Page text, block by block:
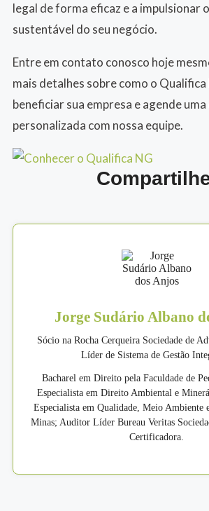
legal de forma eficaz e a impulsionar
sustentável do seu negócio.
Entre em contato conosco hoje
mais detalhes sobre como o
beneficiar sua empresa e agende
personalizada com nossa equipe.
Jorge Sudário Albano
Sócio na Rocha Cerqueira Sociedade de
Líder de Sistema de Gestão
Bacharel em Direito pela Faculdade de
Especialista em Direito Ambiental e
Especialista em Qualidade, Meio Ambiente
Minas; Auditor Líder Bureau Veritas
Certificadora.